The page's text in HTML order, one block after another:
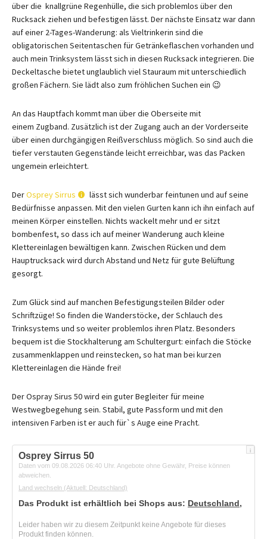
über die knallgrüne Regenhülle, die sich problemlos über den
Rucksack ziehen und befestigen lässt. Der nächste Einsatz war dann
auf einer 2-Tages-Wanderung: als Vieltrinkerin sind die
obligatorischen Seitentaschen für Getränkeflaschen vorhanden und
auch mein Trinksystem lässt sich in diesen Rucksack integrieren. Die
Deckeltasche bietet unglaublich viel Stauraum mit unterschiedlich
großen Fächern. Sie lädt also zum fröhlichen Suchen ein 😉
An das Hauptfach kommt man über die Oberseite mit
einem Zugband. Zusätzlich ist der Zugang auch an der Vorderseite
über einen durchgängigen Reißverschluss möglich. So sind auch die
tiefer verstauten Gegenstände leicht erreichbar, was das Packen
ungemein erleichtert.
DerOsprey Sirrus
lässt sich wunderbar feintunen und auf seine
Bedürfnisse anpassen. Mit den vielen Gurten kann ich ihn einfach auf
meinen Körper einstellen. Nichts wackelt mehr und er sitzt
bombenfest, so dass ich auf meiner Wanderung auch kleine
Klettereinlagen bewältigen kann. Zwischen Rücken und dem
Hauptrucksack wird durch Abstand und Netz für gute Belüftung
gesorgt.
Zum Glück sind auf manchen Befestigungsteilen Bilder oder
Schriftzüge! So finden die Wanderstöcke, der Schlauch des
Trinksystems und so weiter problemlos ihren Platz. Besonders
bequem ist die Stockhalterung am Schultergurt: einfach die Stöcke
zusammenklappen und reinstecken, so hat man bei kurzen
Klettereinlagen die Hände frei!
Der Ospray Sirus 50 wird ein guter Begleiter für meine
Westwegbegehung sein. Stabil, gute Passform und mit den
intensiven Farben ist er auch für`s Auge eine Pracht.
i
Osprey Sirrus 50
Daten vom 09.08.2026 06:40 Uhr. Angebote ohne Gewähr, Preise können
abweichen.
Land wechseln (Aktuell: Deutschland)
Das Produkt ist erhältlich bei Shops aus: Deutschland,
Leider haben wir zu diesem Zeitpunkt keine Angebote für dieses
Produkt finden können.